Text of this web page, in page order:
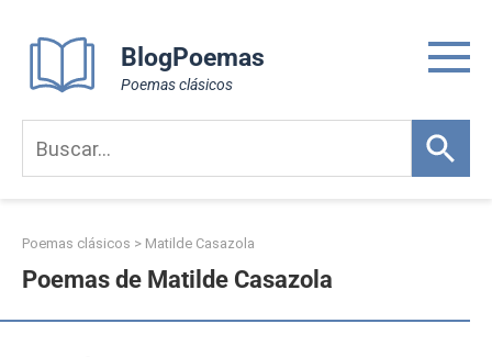
content
BlogPoemas
Poemas clásicos
Poemas clásicos > Matilde Casazola
Poemas de Matilde Casazola